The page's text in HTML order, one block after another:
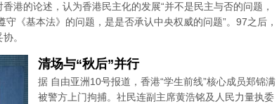
港的论述，认为香港民主化的发展“并不是民主与否的问题，
《基本法》的问题，是是否承认中央权威的问题”。97之后，
。
清场与“秋后”并行
据 自由亚洲10号报道，香港“学生前线”核心成员郑锦满
被警方上门拘捕。社民连副主席黄浩铭及人民力量执委